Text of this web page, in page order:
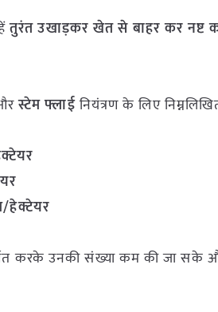
तुरंत उखाड़कर खेत से बाहर कर नष्ट
स्टेम फ्लाईनियंत्रण के लिए
हेक्टेयर
करके उनकी संख्या कम की जा सके